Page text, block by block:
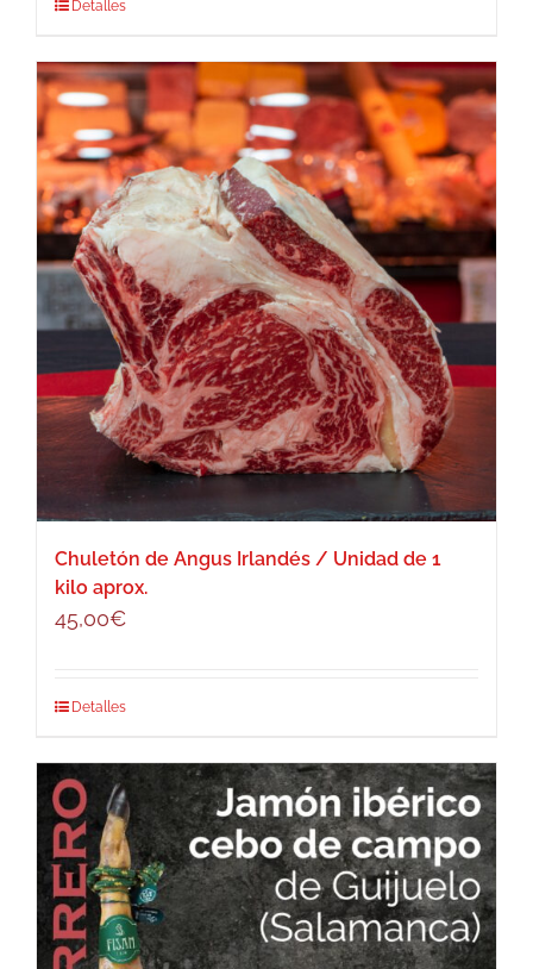
Detalles
Chuletón de Angus Irlandés / Unidad de 1
kilo aprox.
45,00€
Detalles